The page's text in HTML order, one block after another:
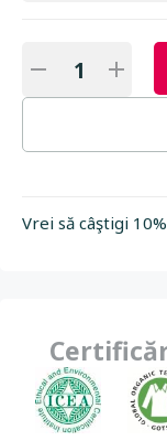
Vrei să câştigi